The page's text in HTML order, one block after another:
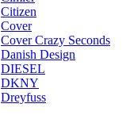
Citizen
Cover
Cover Crazy Seconds
Danish Design
DIESEL
DKNY
Dreyfuss